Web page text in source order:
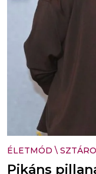
ÉLETMÓD \
Pikáns